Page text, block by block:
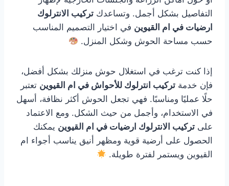
التفاصيل بشكل أجمل. وتساعدك تركيب الانترلوك
ارضيات في ام القيوين في اختيار التصميم المناسب
حسب مساحة الحوش وشكل المنزل.
إذا كنت ترغب في استغلال حوش منزلك بشكل أفضل،
فإن خدمة تركيب انترلوك للأحواش في ام القيوين تعتبر
حلًا عمليًا ومناسبًا. فهي تجعل الحوش أكثر نظافة، أسهل
في الاستخدام، وأجمل من حيث الشكل. ومع الاعتماد
على تركيب الانترلوك ارضيات في ام القيوين يمكنك
الحصول على أرضية قوية ومظهر أنيق يناسب أجواء ام
القيوين ويستمر لفترة طويلة.